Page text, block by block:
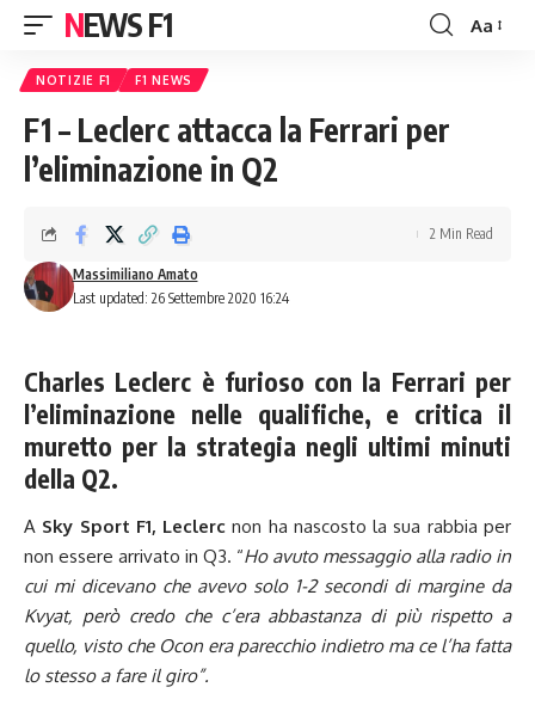
NEWS F1
Font
Aa
NOTIZIE F1 F1 NEWS
F1 – Leclerc attacca la Ferrari per
l’eliminazione in Q2
Last updated: 26 Settembre 2020 16:24
Massimiliano Amato
2 Min Read
Charles Leclerc è furioso con la Ferrari per
l’eliminazione nelle qualifiche, e critica il
muretto per la strategia negli ultimi minuti
della Q2.
A Sky Sport F1, Leclerc non ha nascosto la sua rabbia per
non essere arrivato in Q3. “Ho avuto messaggio alla radio in
cui mi dicevano che avevo solo 1-2 secondi di margine da
Kvyat, però credo che c’era abbastanza di più rispetto a
quello, visto che Ocon era parecchio indietro ma ce l’ha fatta
lo stesso a fare il giro”.